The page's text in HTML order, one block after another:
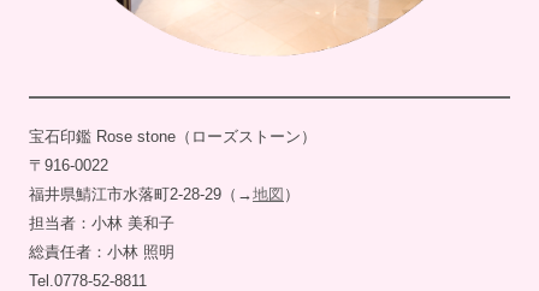
宝石印鑑 Rose stone（ローズストーン）
〒916-0022
福井県鯖江市水落町2-28-29（→地図 ）
担当者：小林 美和子
総責任者：小林 照明
Tel.0778-52-8811